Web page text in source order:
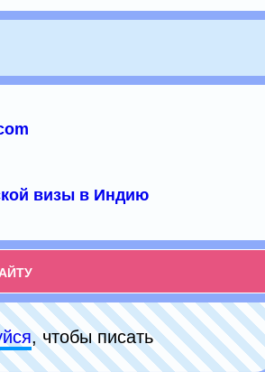
визы в Индию
, чтобы писать